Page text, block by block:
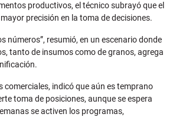
productivos, el técnico subrayó que el
precisión en la toma de decisiones.
números”, resumió, en un escenario donde
tanto de insumos como de granos, agrega
comerciales, indicó que aún es temprano
toma de posiciones, aunque se espera
se activen los programas,